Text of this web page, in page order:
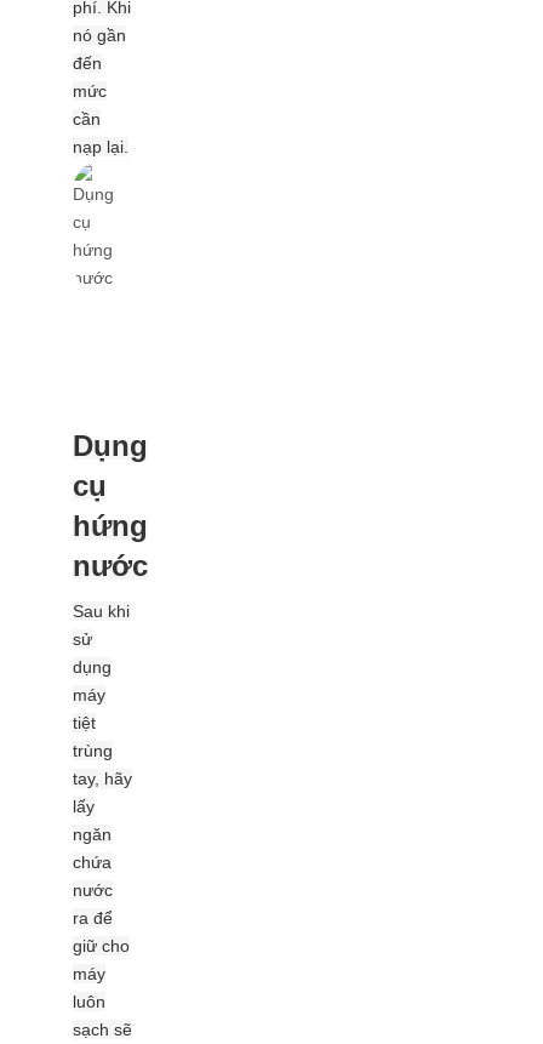
phí. Khi
nó gần
đến
mức
cần
nạp lại.
Dụng
cụ
hứng
nước
Sau khi
sử
dụng
máy
tiệt
trùng
tay, hãy
lấy
ngăn
chứa
nước
ra để
giữ cho
máy
luôn
sạch sẽ